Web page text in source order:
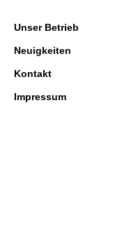
Unser Betrieb
Neuigkeiten
Kontakt
Impressum